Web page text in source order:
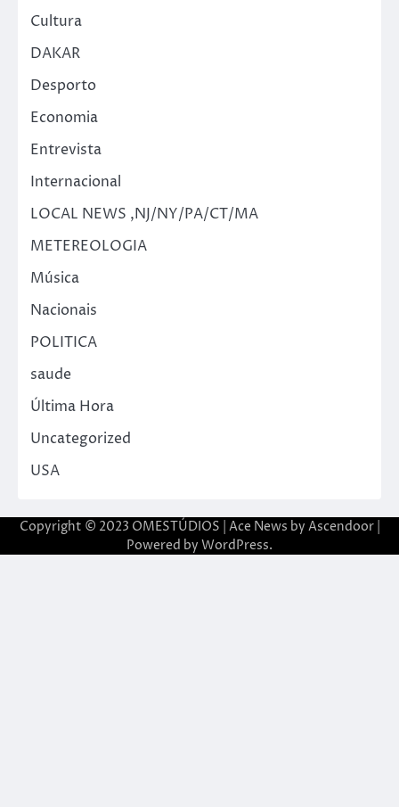
Cultura
DAKAR
Desporto
Economia
Entrevista
Internacional
LOCAL NEWS ,NJ/NY/PA/CT/MA
METEREOLOGIA
Música
Nacionais
POLITICA
saude
Última Hora
Uncategorized
USA
Copyright © 2023 OMESTÚDIOS | Ace News by Ascendoor|
Powered by WordPress.